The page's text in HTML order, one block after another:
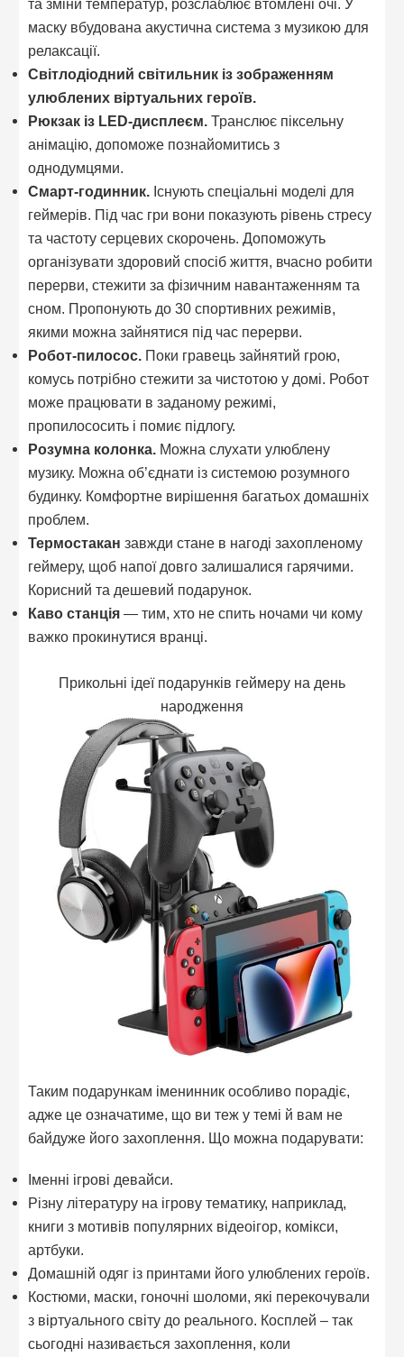
та зміни температур, розслаблює втомлені очі. У
маску вбудована акустична система з музикою для
релаксації.
Світлодіодний світильник із зображенням
улюблених віртуальних героїв.
Рюкзак із LED-дисплеєм. Транслює піксельну
анімацію, допоможе познайомитись з
однодумцями.
Смарт-годинник. Існують спеціальні моделі для
геймерів. Під час гри вони показують рівень стресу
та частоту серцевих скорочень. Допоможуть
організувати здоровий спосіб життя, вчасно робити
перерви, стежити за фізичним навантаженням та
сном. Пропонують до 30 спортивних режимів,
якими можна зайнятися під час перерви.
Робот-пилосос. Поки гравець зайнятий грою,
комусь потрібно стежити за чистотою у домі. Робот
може працювати в заданому режимі,
пропилососить і помиє підлогу.
Розумна колонка. Можна слухати улюблену
музику. Можна об’єднати із системою розумного
будинку. Комфортне вирішення багатьох домашніх
проблем.
Термостаканзавжди стане в нагоді захопленому
геймеру, щоб напої довго залишалися гарячими.
Корисний та дешевий подарунок.
Каво станція — тим, хто не спить ночами чи кому
важко прокинутися вранці.
Прикольні ідеї подарунків геймеру на день
народження
Таким подарункам іменинник особливо порадіє,
адже це означатиме, що ви теж у темі й вам не
байдуже його захоплення. Що можна подарувати:
Іменні ігрові девайси.
Різну літературу на ігрову тематику, наприклад,
книги з мотивів популярних відеоігор, комікси,
артбуки.
Домашній одяг із принтами його улюблених героїв.
Костюми, маски, гоночні шоломи, які перекочували
з віртуального світу до реального. Косплей – так
сьогодні називається захоплення, коли